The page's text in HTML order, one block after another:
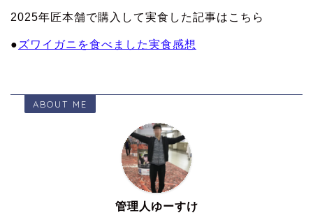
2025年匠本舗で購入して実食した記事はこちら
● ズワイガニを食べました実食感想
ABOUT ME
管理人ゆーすけ